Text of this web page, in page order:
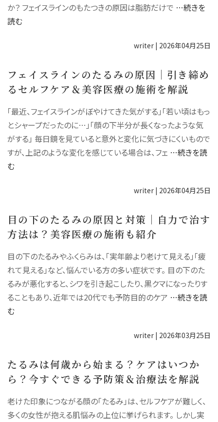
か？ フェイスラインのもたつきの原因は脂肪だけで …続きを
読む
writer | 2026年04月25日
フェイスラインのたるみの原因│引き締め
るセルフケア＆美容医療の施術を解説
「最近、フェイスラインがぼやけてきた気がする」「若い頃はもっ
とシャープだったのに…」「顔の下半分が長くなったような気
がする」 毎日鏡を見ていると意外と変化に気づきにくいもので
すが、上記のような変化を感じている場合は、フェ …続きを読
む
writer | 2026年04月25日
目の下のたるみの原因と対策│自力で治す
方法は？美容医療の施術も紹介
目の下のたるみやふくらみは、「実年齢より老けて見える」「疲
れて見える」など、悩んでいる方の多い症状です。 目の下のた
るみが悪化すると、シワを引き起こしたり、黒クマになったりす
ることもあり、近年では20代でも予防目的のケア …続きを読
む
writer | 2026年03月25日
たるみは何歳から始まる？ケアはいつか
ら？今すぐできる予防策＆治療法を解説
老けた印象につながる顔の「たるみ」は、セルフケアが難しく、
多くの女性が抱える肌悩みの上位に挙げられます。 しかし実